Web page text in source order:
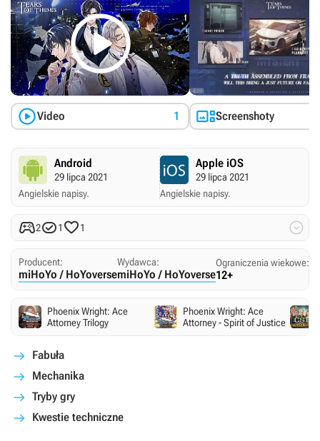

Video 1 Screenshoty
Android
29 lipca 2021
Angielskie napisy.
Apple iOS
29 lipca 2021
Angielskie napisy.
21 1 
Producent:
miHoYo / HoYoverse
Wydawca:
miHoYo / HoYoverse
Ograniczenia wiekowe:
12+
Phoenix Wright: Ace
Attorney Trilogy
Phoenix Wright: Ace
Attorney - Spirit of Justice
Fabuła
Mechanika
Tryby gry
Kwestie techniczne